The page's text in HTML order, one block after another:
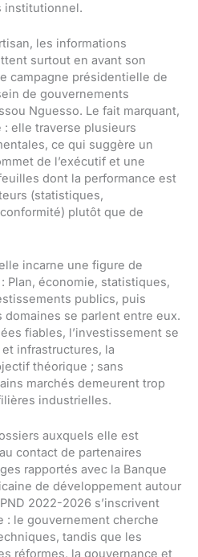
institutionnel.
les informations
surtout en avant son
campagne présidentielle de
de gouvernements
Nguesso. Le fait marquant,
: elle traverse plusieurs
ce qui suggère un
de l’exécutif et une
dont la performance est
(statistiques,
plutôt que de
incarne une figure de
Plan, économie, statistiques,
publics, puis
se parlent entre eux.
fiables, l’investissement se
infrastructures, la
théorique ; sans
marchés demeurent trop
industrielles.
auxquels elle est
contact de partenaires
rapportés avec la Banque
de développement autour
2022-2026 s’inscrivent
: le gouvernement cherche
tandis que les
réformes, la gouvernance et